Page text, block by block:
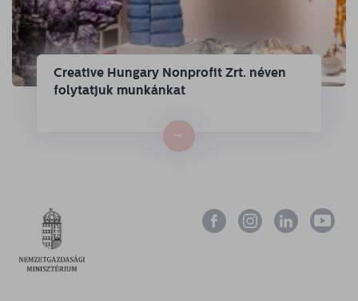
Creative Hungary Nonprofit Zrt. néven
folytatjuk munkánkat
→